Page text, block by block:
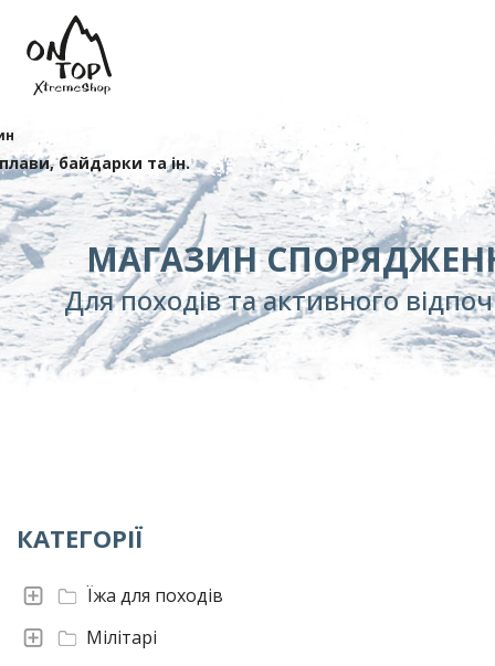
байдарки та ін.
МАГАЗИН
Для походів та активного
КАТЕГОРІЇ
Мілітарі
Їжа для походів